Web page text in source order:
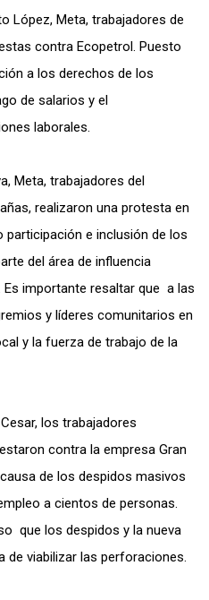
López, Meta, trabajadores de
contra Ecopetrol. Puesto
a los derechos de los
de salarios y el
laborales.
Meta, trabajadores del
realizaron una protesta en
e inclusión de los
del área de influencia
importante resaltar que a las
y líderes comunitarios en
y la fuerza de trabajo de la
los trabajadores
contra la empresa Gran
de los despidos masivos
a cientos de personas.
que los despidos y la nueva
viabilizar las perforaciones.